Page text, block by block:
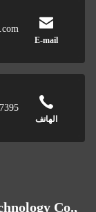
E-mail
الهاتف
2362
Co.,